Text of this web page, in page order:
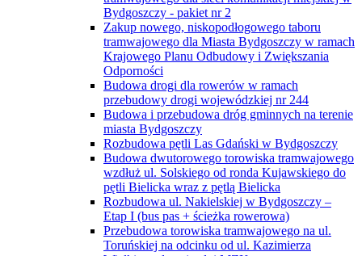
Bydgoszczy - pakiet nr 2
Zakup nowego, niskopodłogowego taboru
tramwajowego dla Miasta Bydgoszczy w ramach
Krajowego Planu Odbudowy i Zwiększania
Odporności
Budowa drogi dla rowerów w ramach
przebudowy drogi wojewódzkiej nr 244
Budowa i przebudowa dróg gminnych na terenie
miasta Bydgoszczy
Rozbudowa pętli Las Gdański w Bydgoszczy
Budowa dwutorowego torowiska tramwajowego
wzdłuż ul. Solskiego od ronda Kujawskiego do
pętli Bielicka wraz z pętlą Bielicka
Rozbudowa ul. Nakielskiej w Bydgoszczy –
Etap I (bus pas + ścieżka rowerowa)
Przebudowa torowiska tramwajowego na ul.
Toruńskiej na odcinku od ul. Kazimierza